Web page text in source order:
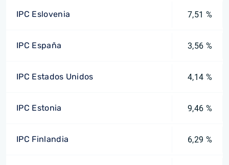
IPC Eslovenia 7,51 %
IPC España 3,56 %
IPC Estados Unidos 4,14 %
IPC Estonia 9,46 %
IPC Finlandia 6,29 %